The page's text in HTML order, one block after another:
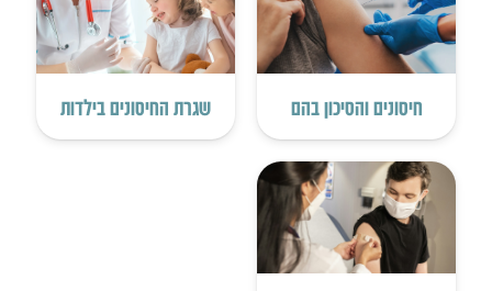
חיסונים והסיכון בהם שגרת החיסונים בילדות